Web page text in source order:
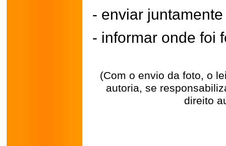
- enviar
- informar onde foi
(Com o envio da foto, o
autoria, se
direito